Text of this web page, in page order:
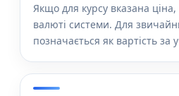
Якщо для курсу вказана
валюті системи. Для
позначається як вартість за